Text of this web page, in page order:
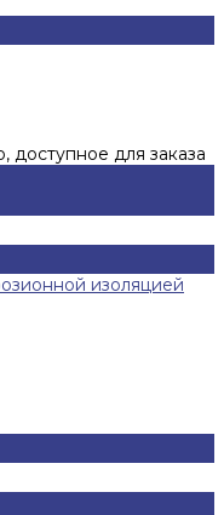
доступное для заказа
изоляцией